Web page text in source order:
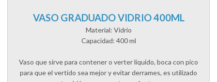
VASO GRADUADO VIDRIO 400ML
Material: Vidrio
Capacidad: 400 ml
Vaso que sirve para contener o verter líquido, boca con pico
para que el vertido sea mejor y evitar derrames, es utilizado